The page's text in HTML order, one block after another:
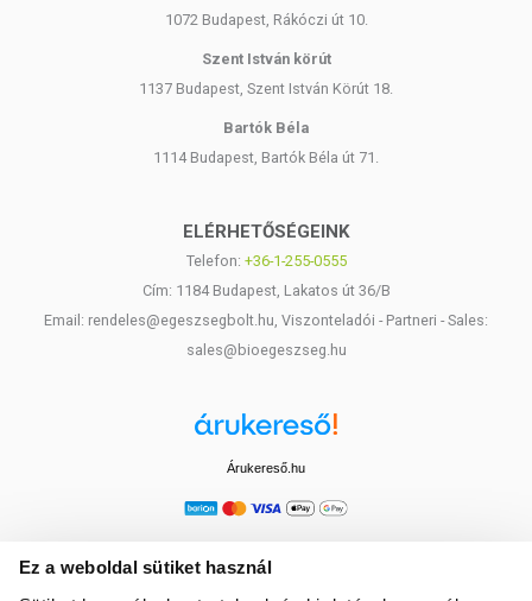
Ez a weboldal sütiket használ
1072 Budapest, Rákóczi út 10.
Szent István körút
1137 Budapest, Szent István Körút 18.
Bartók Béla
1114 Budapest, Bartók Béla út 71.
ELÉRHETŐSÉGEINK
Telefon: +36-1-255-0555
Cím: 1184 Budapest, Lakatos út 36/B
Email: rendeles@egeszsegbolt.hu, Viszonteladói - Partneri - Sales:
sales@bioegeszseg.hu
Árukereső.hu